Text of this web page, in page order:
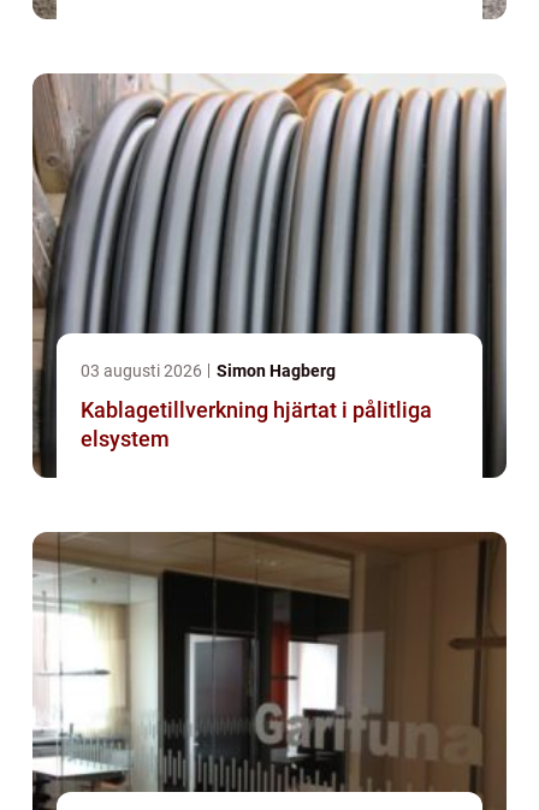
03 augusti 2026 Simon Hagberg
Kablagetillverkning hjärtat i pålitliga
elsystem